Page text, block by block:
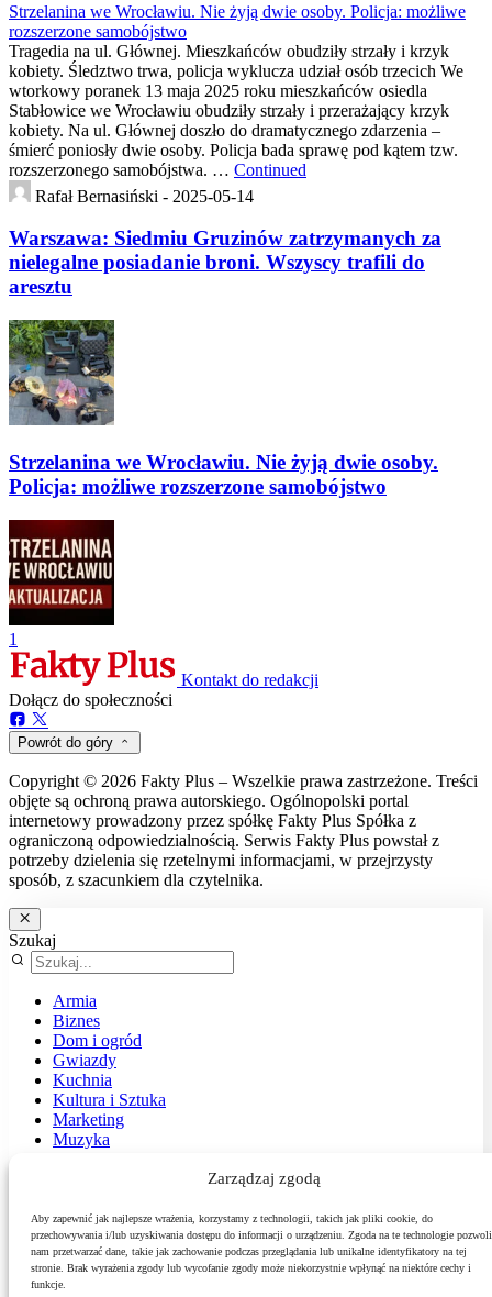
Zarządzaj zgodą
Aby zapewnić jak najlepsze wrażenia, korzystamy z technologii, takich jak pliki cookie, do
przechowywania i/lub uzyskiwania dostępu do informacji o urządzeniu. Zgoda na te technologie pozwoli
nam przetwarzać dane, takie jak zachowanie podczas przeglądania lub unikalne identyfikatory na tej
stronie. Brak wyrażenia zgody lub wycofanie zgody może niekorzystnie wpłynąć na niektóre cechy i
funkcje.
Strzelanina we Wrocławiu. Nie żyją dwie osoby. Policja: możliwe
rozszerzone samobójstwo
Tragedia na ul. Głównej. Mieszkańców obudziły strzały i krzyk
kobiety. Śledztwo trwa, policja wyklucza udział osób trzecich We
wtorkowy poranek 13 maja 2025 roku mieszkańców osiedla
Stabłowice we Wrocławiu obudziły strzały i przerażający krzyk
kobiety. Na ul. Głównej doszło do dramatycznego zdarzenia –
śmierć poniosły dwie osoby. Policja bada sprawę pod kątem tzw.
rozszerzonego samobójstwa. … Continued
Rafał Bernasiński - 2025-05-14
Warszawa: Siedmiu Gruzinów zatrzymanych za
nielegalne posiadanie broni. Wszyscy trafili do
aresztu
Strzelanina we Wrocławiu. Nie żyją dwie osoby.
Policja: możliwe rozszerzone samobójstwo
1
Kontakt do redakcji
Dołącz do społeczności
Powrót do góry
Copyright © 2026 Fakty Plus – Wszelkie prawa zastrzeżone. Treści
objęte są ochroną prawa autorskiego. Ogólnopolski portal
internetowy prowadzony przez spółkę Fakty Plus Spółka z
ograniczoną odpowiedzialnością. Serwis Fakty Plus powstał z
potrzeby dzielenia się rzetelnymi informacjami, w przejrzysty
sposób, z szacunkiem dla czytelnika.
Szukaj
Armia
Biznes
Dom i ogród
Gwiazdy
Kuchnia
Kultura i Sztuka
Marketing
Muzyka
Polityka
Sport
Środowisko
Styl